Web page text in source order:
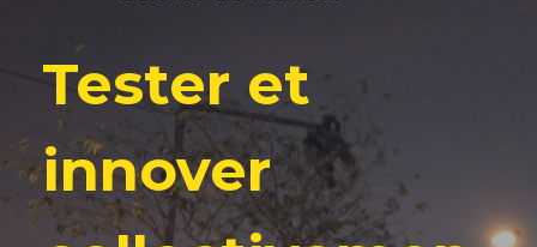
Tester et
innover